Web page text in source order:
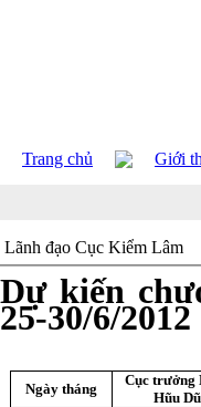
Trang chủ Giới
Lãnh đạo Cục Kiểm Lâm
Dự kiến
25-30/6/2012
Ngày tháng
Cục trưởng
Hũu